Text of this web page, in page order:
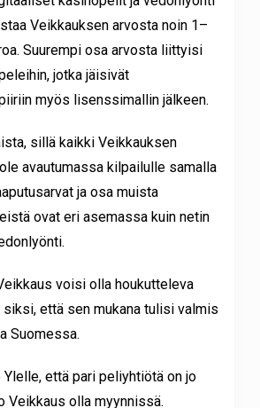
Veikkauksen arvosta noin 1–
Suurempi osa arvosta liittyisi
jotka jäisivät
myös lisenssimallin jälkeen.
sillä kaikki Veikkauksen
avautumassa kilpailulle samalla
ja osa muista
ovat eri asemassa kuin netin
voisi olla houkutteleva
että sen mukana tulisi valmis
Suomessa.
Ylelle, että pari peliyhtiötä on jo
Veikkaus olla myynnissä.